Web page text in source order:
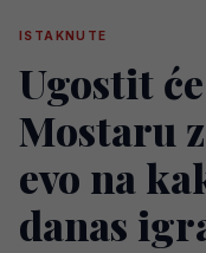
ISTAKNUTE
Ugostit
Mostaru
evo na
danas